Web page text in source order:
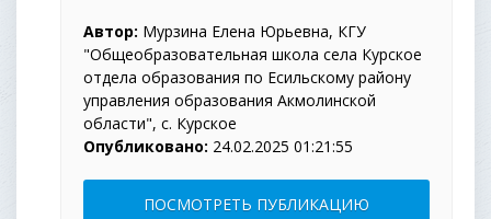
Автор: Мурзина Елена Юрьевна, КГУ
"Общеобразовательная школа села Курское
отдела образования по Есильскому району
управления образования Акмолинской
области", с. Курское
Опубликовано: 24.02.2025 01:21:55
ПОСМОТРЕТЬ ПУБЛИКАЦИЮ